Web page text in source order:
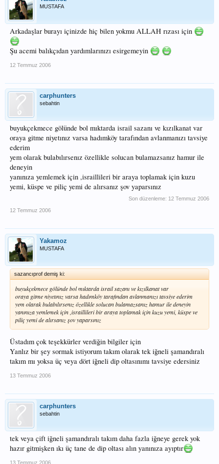
MUSTAFA
Arkadaşlar burayı içinizde hiç bilen yokmu ALLAH rızası için
Şu acemi balıkçıdan yardımlarınızı esirgemeyin
12 Temmuz 2006
carphunters
sebahtin
buyukçekmece gölünde bol mıktarda israil sazanı ve kızılkanat var
oraya gitme niyetınız varsa hadımköy tarafından avlanmanızı tavsiye
ederim
yem olarak bulabılırsenız özellikle solucan bulamazsanız hamur ile
deneyin
yanınıza yemlemek için ,israillileri bir araya toplamak için kuzu
yemi, küspe ve piliç yemi de alırsanız şov yaparsınız
Son düzenleme: 12 Temmuz 2006
12 Temmuz 2006
Yakamoz
MUSTAFA
sazancıprof demiş ki:
buyukçekmece gölünde bol mıktarda israil sazanı ve kızılkanat var
oraya gitme niyetınız varsa hadımköy tarafından avlanmanızı tavsiye ederim
yem olarak bulabılırsenız özellikle solucan bulamazsanız hamur ile deneyin
yanınıza yemlemek için ,israillileri bir araya toplamak için kuzu yemi, küspe ve
piliç yemi de alırsanız şov yaparsınız
Üstadım çok teşekkürler verdiğin bilgiler için
Yanlız bir şey sormak istiyorum takım olarak tek iğneli şamandıralı
takım mı yoksa üç veya dört iğneli dip oltasınımı tavsiye edersiniz
13 Temmuz 2006
carphunters
sebahtin
tek veya çift iğneli şamandıralı takım daha fazla iğneye gerek yok
hazır gitmişken ıkı üç tane de dip oltası alın yanınıza ayıptır
13 Temmuz 2006